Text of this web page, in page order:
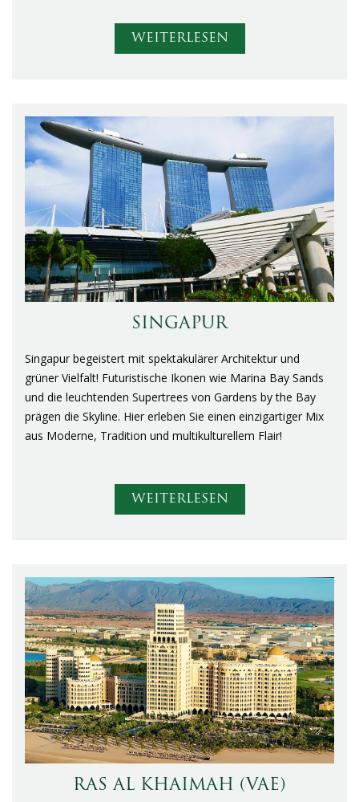
WEITERLESEN
SINGAPUR
Singapur begeistert mit spektakulärer Architektur und
grüner Vielfalt! Futuristische Ikonen wie Marina Bay Sands
und die leuchtenden Supertrees von Gardens by the Bay
prägen die Skyline. Hier erleben Sie einen einzigartiger Mix
aus Moderne, Tradition und multikulturellem Flair!
WEITERLESEN
RAS AL KHAIMAH (VAE)